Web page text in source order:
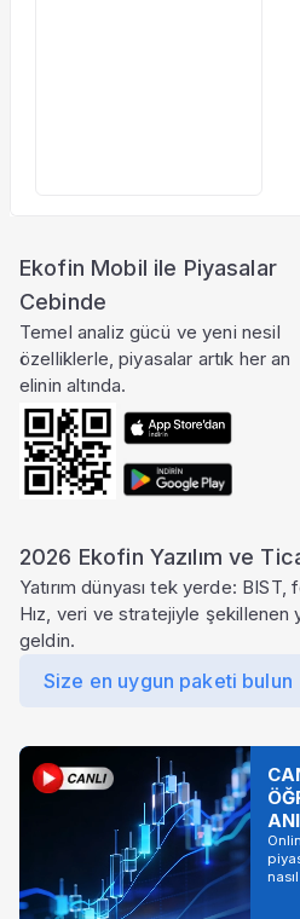
Ekofin Mobil ile Piyasalar
Cebinde
Temel analiz gücü ve yeni nesil
özelliklerle, piyasalar artık her an
elinin altında.
2026 Ekofin Yazılım ve
Yatırım dünyası tek yerde:
Hız, veri ve stratejiyle şekillenen
geldin.
Size en uygun paketi bulun